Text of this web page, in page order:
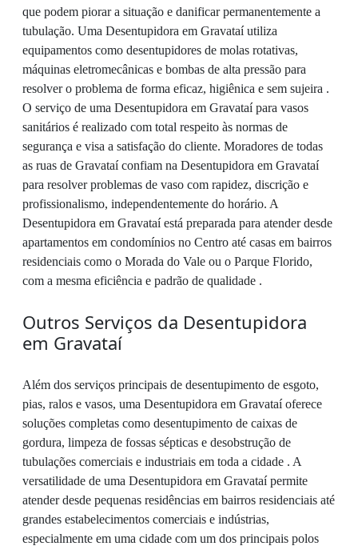
que podem piorar a situação e danificar permanentemente a
tubulação. Uma Desentupidora em Gravataí utiliza
equipamentos como desentupidores de molas rotativas,
máquinas eletromecânicas e bombas de alta pressão para
resolver o problema de forma eficaz, higiênica e sem sujeira .
O serviço de uma Desentupidora em Gravataí para vasos
sanitários é realizado com total respeito às normas de
segurança e visa a satisfação do cliente. Moradores de todas
as ruas de Gravataí confiam na Desentupidora em Gravataí
para resolver problemas de vaso com rapidez, discrição e
profissionalismo, independentemente do horário. A
Desentupidora em Gravataí está preparada para atender desde
apartamentos em condomínios no Centro até casas em bairros
residenciais como o Morada do Vale ou o Parque Florido,
com a mesma eficiência e padrão de qualidade .
Outros Serviços da Desentupidora
em Gravataí
Além dos serviços principais de desentupimento de esgoto,
pias, ralos e vasos, uma Desentupidora em Gravataí oferece
soluções completas como desentupimento de caixas de
gordura, limpeza de fossas sépticas e desobstrução de
tubulações comerciais e industriais em toda a cidade . A
versatilidade de uma Desentupidora em Gravataí permite
atender desde pequenas residências em bairros residenciais até
grandes estabelecimentos comerciais e indústrias,
especialmente em uma cidade com um dos principais polos